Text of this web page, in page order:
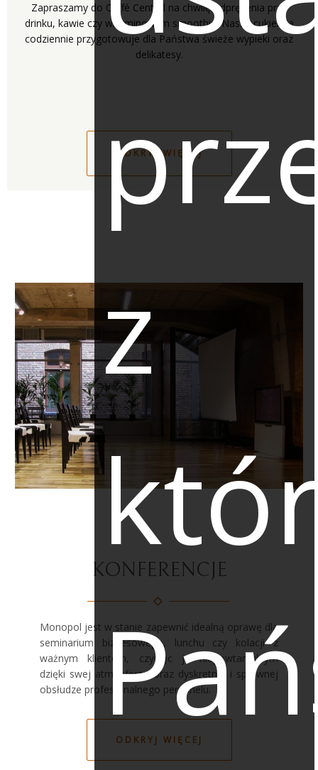
Zapraszamy do Caffé Central na chwilę odprężenia przy
drinku, kawie czy witaminowym smoothie. Nasza cukiernia
codziennie przygotowuje dla Państwa świeże wypieki oraz
delikatesy.
ODKRYJ WIĘCEJ
KONFERENCJE
Monopol jest w stanie zapewnić idealną oprawę dla
seminarium biznesowego, lunchu czy kolacji z
ważnym klientem, czyniąc je niepowtarzalnym
dzięki swej atmosferze oraz dyskretnej i sprawnej
obsłudze profesjonalnego personelu.
ODKRYJ WIĘCEJ
z